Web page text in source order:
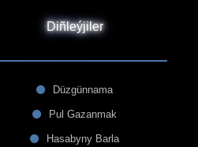
Diñleýjiler
Düzgünnama
Pul Gazanmak
Hasabyny Barla